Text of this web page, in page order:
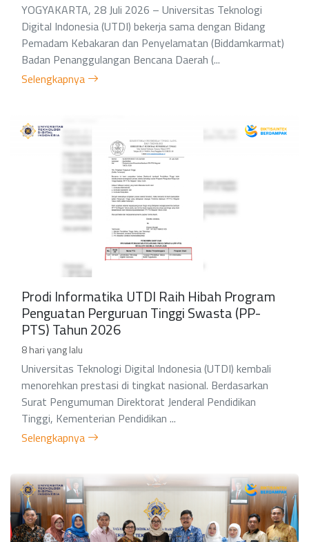
YOGYAKARTA, 28 Juli 2026 – Universitas Teknologi
Digital Indonesia (UTDI) bekerja sama dengan Bidang
Pemadam Kebakaran dan Penyelamatan (Biddamkarmat)
Badan Penanggulangan Bencana Daerah (...
Selengkapnya
Prodi Informatika UTDI Raih Hibah Program
Penguatan Perguruan Tinggi Swasta (PP-
PTS) Tahun 2026
8 hari yang lalu
Universitas Teknologi Digital Indonesia (UTDI) kembali
menorehkan prestasi di tingkat nasional. Berdasarkan
Surat Pengumuman Direktorat Jenderal Pendidikan
Tinggi, Kementerian Pendidikan ...
Selengkapnya